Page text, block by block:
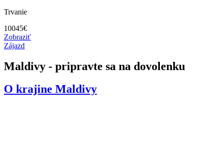
Trvanie
10045€
Zobraziť
Zájazd
Maldivy - pripravte sa na dovolenku
O krajine Maldivy